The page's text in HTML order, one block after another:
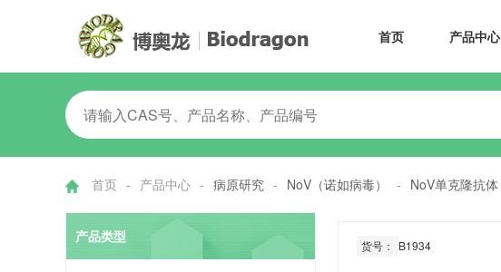
首页 产品中心
首页 - 产品中心 - 病原研究 - NoV（诺如病毒） - NoV单克隆抗体
产品类型
货号： B1934